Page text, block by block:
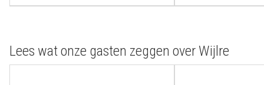
Lees wat onze gasten zeggen over Wijlre